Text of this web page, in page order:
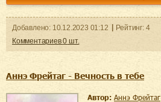
Добавленo: 10.12.2023 01:12 Рейтинг: 4
Комментариев0 шт.
Аннэ Фрейтаг - Вечность в тебе
Автор:
Аннэ Фрейтаг